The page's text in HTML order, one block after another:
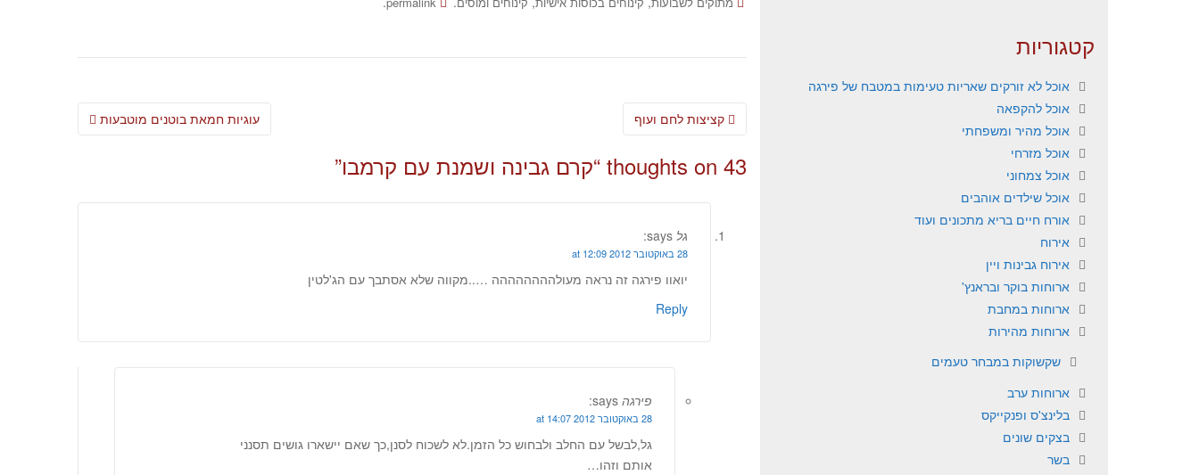
Post
עוגיות חמאת בוטנים מוטבעות
43 thoughts on “ קרם גבינה ושמנת עם קרמבו”
גל says:
28 באוקטובר 2012 at 12:09
יואוו פירגה זה נראה מעולהההההההה …..מקווה שלא אסתבך עם הג'לטין
Reply
פירגה says:
28 באוקטובר 2012 at 14:07
גל,לבשל עם החלב ולבחוש כל הזמן.לא לשכוח לסנן,כך שאם יישארו גושים תסנני
אותם וזהו…
קטגוריות
אוכל לא זורקים שאריות טעימות במטבח של פירגה
אוכל להקפאה
אוכל מהיר ומשפחתי
אוכל מזרחי
אוכל צמחוני
אוכל שילדים אוהבים
אורח חיים בריא מתכונים ועוד
אירוח
אירוח גבינות ויין
ארוחות בוקר ובראנץ'
ארוחות במחבת
ארוחות מהירות
שקשוקות במבחר טעמים
ארוחות ערב
בלינצ'ס ופנקייקס
בצקים שונים
בשר